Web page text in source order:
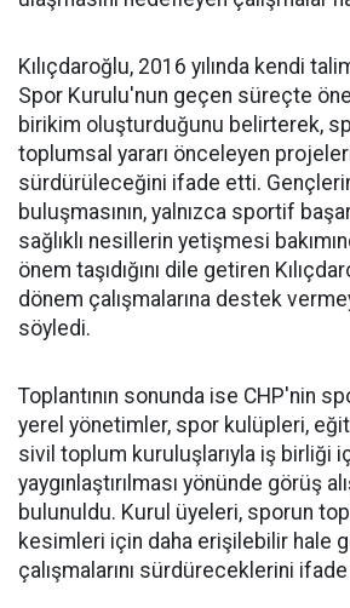
Kılıçdaroğlu, 2016 yılında kendi
Spor Kurulu'nun geçen süreçte
birikim oluşturduğunu belirterek,
toplumsal yararı önceleyen
sürdürüleceğini ifade etti.
buluşmasının, yalnızca sportif
sağlıklı nesillerin yetişmesi
önem taşıdığını dile getiren
dönem çalışmalarına destek
söyledi.
Toplantının sonunda ise CHP'nin
yerel yönetimler, spor kulüpleri,
sivil toplum kuruluşlarıyla iş birliği
yaygınlaştırılması yönünde görüş
bulunuldu. Kurul üyeleri, sporun
kesimleri için daha erişilebilir hale
çalışmalarını sürdüreceklerini